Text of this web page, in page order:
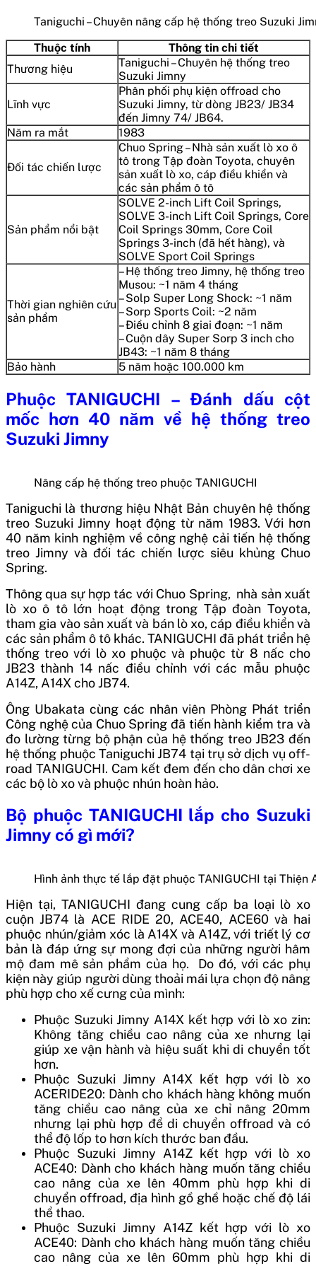
Taniguchi – Chuyên nâng cấp hệ thống treo Suzuki
Thuộc tính
Thông tin chi tiết
Thương hiệu
Taniguchi – Chuyên hệ thống treo
Suzuki Jimny
Lĩnh vực
Phân phối phụ kiện offroad cho
Suzuki Jimny, từ dòng JB23/ JB34
đến Jimny 74/ JB64.
Năm ra mắt
1983
Đối tác chiến lược
Chuo Spring – Nhà sản xuất lò xo ô
tô trong Tập đoàn Toyota, chuyên
sản xuất lò xo, cáp điều khiển và
các sản phẩm ô tô
Sản phẩm nổi bật
SOLVE 2-inch Lift Coil Springs,
SOLVE 3-inch Lift Coil Springs, Core
Coil Springs 30mm, Core Coil
Springs 3-inch (đã hết hàng), và
SOLVE Sport Coil Springs
Thời gian nghiên cứu
sản phẩm
– Hệ thống treo Jimny, hệ thống treo
Musou: ~1 năm 4 tháng
– Solp Super Long Shock: ~1 năm
– Sorp Sports Coil: ~2 năm
– Điều chỉnh 8 giai đoạn: ~1 năm
– Cuộn dây Super Sorp 3 inch cho
JB43: ~1 năm 8 tháng
Bảo hành
5 năm hoặc 100.000 km
Phuộc TANIGUCHI – Đánh dấu cột
mốc hơn 40 năm về hệ thống treo
Suzuki Jimny
Nâng cấp hệ thống treo phuộc TANIGUCHI
Taniguchi là thương hiệu Nhật Bản chuyên hệ thống
treo Suzuki Jimny hoạt động từ năm 1983. Với hơn
40 năm kinh nghiệm về công nghệ cải tiến hệ thống
treo Jimny và đối tác chiến lược siêu khủng Chuo
Spring.
Thông qua sự hợp tác với Chuo Spring, nhà sản xuất
lò xo ô tô lớn hoạt động trong Tập đoàn Toyota,
tham gia vào sản xuất và bán lò xo, cáp điều khiển và
các sản phẩm ô tô khác. TANIGUCHI đã phát triển hệ
thống treo với lò xo phuộc và phuộc từ 8 nấc cho
JB23 thành 14 nấc điều chỉnh với các mẫu phuộc
A14Z, A14X cho JB74.
Ông Ubakata cùng các nhân viên Phòng Phát triển
Công nghệ của Chuo Spring đã tiến hành kiểm tra và
đo lường từng bộ phận của hệ thống treo JB23 đến
hệ thống phuộc Taniguchi JB74 tại trụ sở dịch vụ off-
road TANIGUCHI. Cam kết đem đến cho dân chơi xe
các bộ lò xo và phuộc nhún hoàn hảo.
Bộ phuộc TANIGUCHI lắp cho Suzuki
Jimny có gì mới?
Hình ảnh thực tế lắp đặt phuộc TANIGUCHI tại Thiện
Hiện tại, TANIGUCHI đang cung cấp ba loại lò xo
cuộn JB74 là ACE RIDE 20, ACE40, ACE60 và hai
phuộc nhún/giảm xóc là A14X và A14Z, với triết lý cơ
bản là đáp ứng sự mong đợi của những người hâm
mộ đam mê sản phẩm của họ. Do đó, với các phụ
kiện này giúp người dùng thoải mái lựa chọn độ nâng
phù hợp cho xế cưng của mình:
Phuộc Suzuki Jimny A14X kết hợp với lò xo zin:
Không tăng chiều cao nâng của xe nhưng lại
giúp xe vận hành và hiệu suất khi di chuyển tốt
hơn.
Phuộc Suzuki Jimny A14X kết hợp với lò xo
ACERIDE20: Dành cho khách hàng không muốn
tăng chiều cao nâng của xe chỉ nâng 20mm
nhưng lại phù hợp để di chuyển offroad và có
thể độ lốp to hơn kích thước ban đầu.
Phuộc Suzuki Jimny A14Z kết hợp với lò xo
ACE40: Dành cho khách hàng muốn tăng chiều
cao nâng của xe lên 40mm phù hợp khi di
chuyển offroad, địa hình gồ ghề hoặc chế độ lái
thể thao.
Phuộc Suzuki Jimny A14Z kết hợp với lò xo
ACE40: Dành cho khách hàng muốn tăng chiều
cao nâng của xe lên 60mm phù hợp khi di